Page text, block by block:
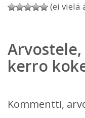
(ei vielä
kerro
Kommentti,